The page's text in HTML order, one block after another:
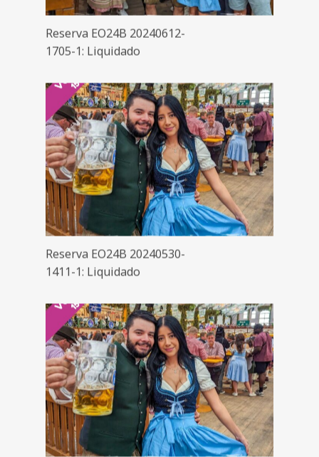
Reserva EO24B 20240612-
1705-1: Liquidado
Reserva EO24B 20240530-
1411-1: Liquidado